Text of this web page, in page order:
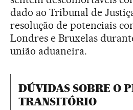
dado ao Tribunal de
resolução de potenciais
Londres e Bruxelas
união aduaneira.
DÚVIDAS SOBRE O
TRANSITÓRIO